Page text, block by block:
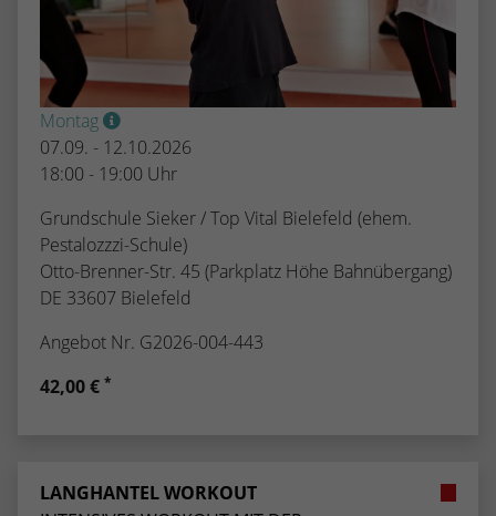
Montag
07.09. - 12.10.2026
18:00 - 19:00 Uhr
Grundschule Sieker / Top Vital Bielefeld (ehem.
Pestalozzzi-Schule)
Otto-Brenner-Str. 45 (Parkplatz Höhe Bahnübergang)
DE 33607 Bielefeld
Angebot Nr. G2026-004-443
42,00 € *
LANGHANTEL WORKOUT